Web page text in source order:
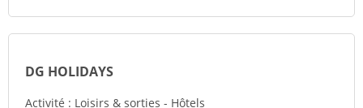
DG HOLIDAYS
Activité : Loisirs & sorties - Hôtels